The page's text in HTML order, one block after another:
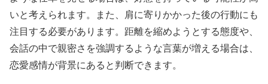
いと考えられます。また、肩に寄りかかった後の行動にも
注目する必要があります。距離を縮めようとする態度や、
会話の中で親密さを強調するような言葉が増える場合は、
恋愛感情が背景にあると判断できます。